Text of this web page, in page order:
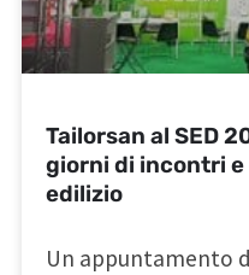
Tailorsan al SED
giorni di incontri
edilizio
Un appuntamento